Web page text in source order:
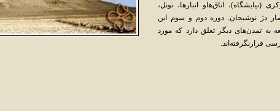
(نیایشگاه‌)، اتاق‌هاو انبارها، تونل‌،
دژ نوشیجان‌. دوره‌ دوم‌ و سوم‌ این‌
به‌ تمدن‌های‌ دیگر تعلق‌ دارد که‌ مورد
قرارنگرفته‌اند.